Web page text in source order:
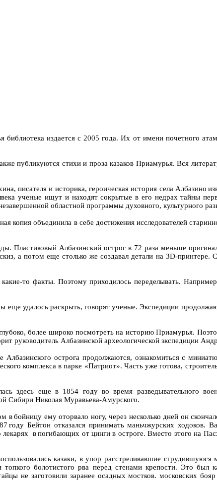
библиотека издается с 2005 года. Их от имени почетного
публикуются стихи и проза казаков Приамурья. Вся
писателя и историка, героическая история села Албазино
ученые ищут и находят сокрытые в его недрах тайны
областной программы духовного, культурного
объединила в себе достижения исследователей
Пластиковый Албазинский острог в 72 раза меньше
а потом еще столько же создавал детали на 3D-принтере.
то факты. Поэтому приходилось переделывать. Например,
удалось раскрыть, говорят ученые. Экспедиции
более широко посмотреть на историю Приамурья.
руководитель Албазинской археологической экспедиции
острога продолжаются, ознакомиться с
комплекса в парке «Патриот». Часть уже готова,
здесь еще в 1854 году во время разведывательного
Сибири Николая Муравьева-Амурского.
в бойницу ему оторвало ногу, через несколько дней он
году Бейтон отказался принимать маньчжурских ходоков.
в погибающих от цинги в остроге. Вместо этого на
казаки, в упор расстреливавшие сгрудившуюся
болотистого рва перед стенами крепости. Это был
не заготовили заранее осадных мостков. московских